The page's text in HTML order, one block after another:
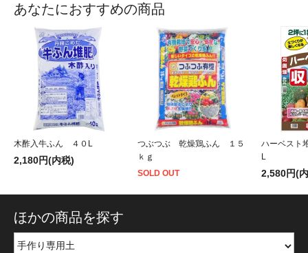
あなたにおすすめの商品
木酢入牛ふん ４０L
2,180円(内税)
つぶつぶ 乾燥鶏ふん １５
ｋｇ
SOLD OUT
ハーベスト
L
2,580円(
ほかの商品を探す